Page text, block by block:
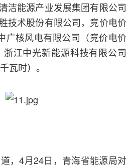
洁能源产业发展集团有限公司
技术股份有限公司，竞价电价
广核风电有限公司（竞价电价
江中光新能源科技有限公司
瓦时）。
，4月24日，青海省能源局对